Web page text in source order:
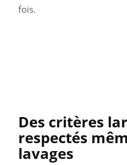
fois.
Des critères
respectés
lavages